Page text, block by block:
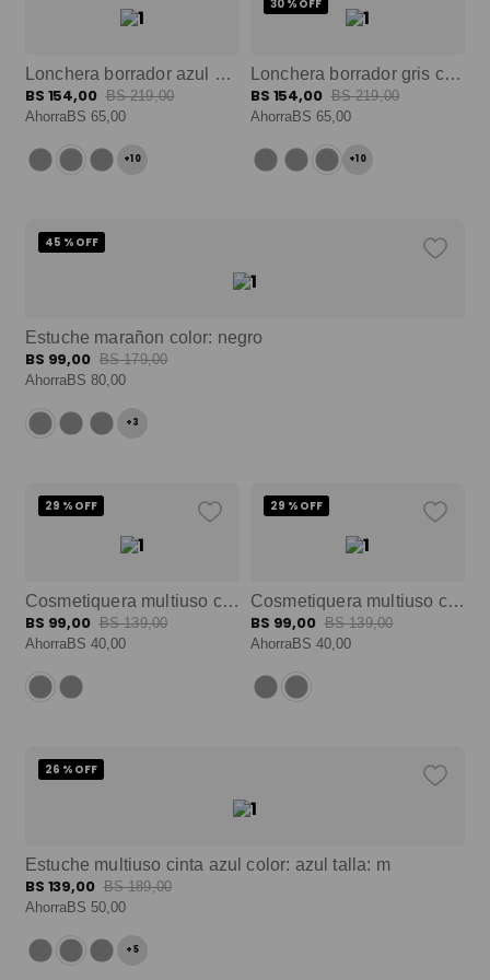
Lonchera borrador azul con aislamiento térmico color: azul talla: m
BS 154,00 BS 219,00
AhorraBS 65,00
+10
Lonchera borrador gris con aislamiento térmico color: gris talla: m
30 % OFF
BS 154,00 BS 219,00
AhorraBS 65,00
+10
Estuche marañon color: negro
45 % OFF
BS 99,00 BS 179,00
AhorraBS 80,00
+3
Cosmetiquera multiuso chizal morada color: morado talla: l
29 % OFF
BS 99,00 BS 139,00
AhorraBS 40,00
Cosmetiquera multiuso chizal morada color: morado talla: l
29 % OFF
BS 99,00 BS 139,00
AhorraBS 40,00
Estuche multiuso cinta azul color: azul talla: m
26 % OFF
BS 139,00 BS 189,00
AhorraBS 50,00
+5